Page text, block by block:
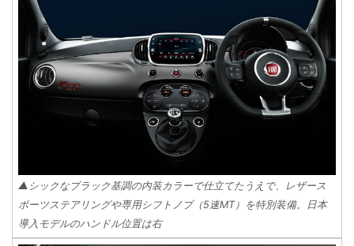
▲シックなブラック基調の内装カラーで仕立てたうえで、レザース
ポーツステアリングや専用シフトノブ（5速MT）を特別装備。日本
導入モデルのハンドル位置は右